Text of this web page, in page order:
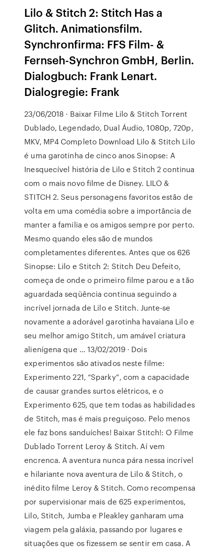
Lilo & Stitch 2: Stitch Has a
Glitch. Animationsfilm.
Synchronfirma: FFS Film- &
Fernseh-Synchron GmbH, Berlin.
Dialogbuch: Frank Lenart.
Dialogregie: Frank
23/06/2018 · Baixar Filme Lilo & Stitch Torrent
Dublado, Legendado, Dual Áudio, 1080p, 720p,
MKV, MP4 Completo Download Lilo & Stitch Lilo
é uma garotinha de cinco anos Sinopse: A
Inesquecível história de Lilo e Stitch 2 continua
com o mais novo filme de Disney. LILO &
STITCH 2. Seus personagens favoritos estão de
volta em uma comédia sobre a importância de
manter a familia e os amigos sempre por perto.
Mesmo quando eles são de mundos
completamentes diferentes. Antes que os 626
Sinopse: Lilo e Stitch 2: Stitch Deu Defeito,
começa de onde o primeiro filme parou e a tão
aguardada seqüência continua seguindo a
incrível jornada de Lilo e Stitch. Junte-se
novamente a adorável garotinha havaiana Lilo e
seu melhor amigo Stitch, um amável criatura
alienígena que … 13/02/2019 · Dois
experimentos são ativados neste filme:
Experimento 221, “Sparky”, com a capacidade
de causar grandes surtos elétricos, e o
Experimento 625, que tem todas as habilidades
de Stitch, mas é mais preguiçoso. Pelo menos
ele faz bons sanduíches! Baixar Stitch!: O Filme
Dublado Torrent Leroy & Stitch. Aí vem
encrenca. A aventura nunca pára nessa incrível
e hilariante nova aventura de Lilo & Stitch, o
inédito filme Leroy & Stitch. Como recompensa
por supervisionar mais de 625 experimentos,
Lilo, Stitch, Jumba e Pleakley ganharam uma
viagem pela galáxia, passando por lugares e
situações que os fizessem se sentir em casa. A